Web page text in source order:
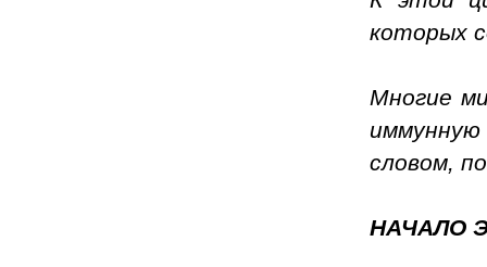
которых
Многие
словом,
НАЧАЛО